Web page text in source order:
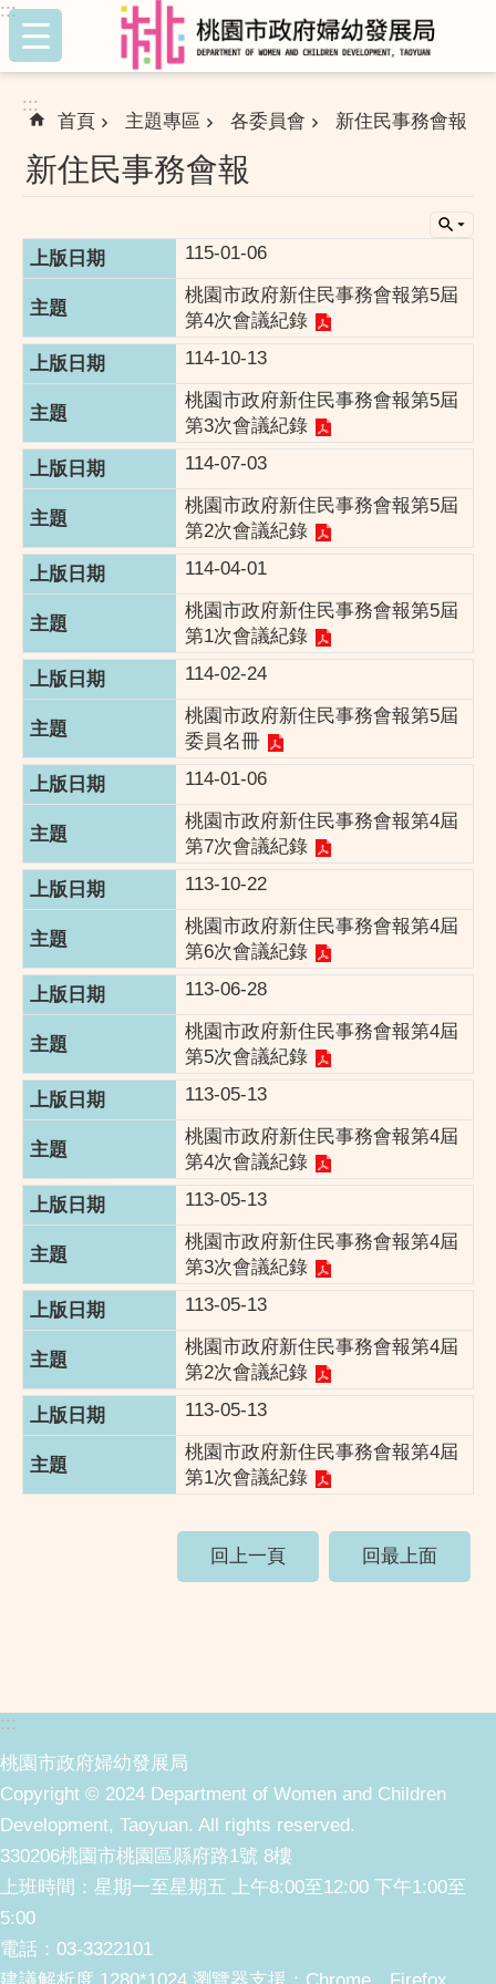
跳到主要內容區塊
:::
:::
首頁 主題專區 各委員會 新住民事務會報
新住民事務會報
115-01-06
桃園市政府新住民事務會報第5屆
第4次會議紀錄
114-10-13
桃園市政府新住民事務會報第5屆
第3次會議紀錄
114-07-03
桃園市政府新住民事務會報第5屆
第2次會議紀錄
114-04-01
桃園市政府新住民事務會報第5屆
第1次會議紀錄
114-02-24
桃園市政府新住民事務會報第5屆
委員名冊
114-01-06
桃園市政府新住民事務會報第4屆
第7次會議紀錄
113-10-22
桃園市政府新住民事務會報第4屆
第6次會議紀錄
113-06-28
桃園市政府新住民事務會報第4屆
第5次會議紀錄
113-05-13
桃園市政府新住民事務會報第4屆
第4次會議紀錄
113-05-13
桃園市政府新住民事務會報第4屆
第3次會議紀錄
113-05-13
桃園市政府新住民事務會報第4屆
第2次會議紀錄
113-05-13
桃園市政府新住民事務會報第4屆
第1次會議紀錄
回上一頁 回最上面
:::
桃園市政府婦幼發展局
Copyright © 2024 Department of Women and Children
Development, Taoyuan. All rights reserved.
330206桃園市桃園區縣府路1號 8樓
上班時間：星期一至星期五 上午8:00至12:00 下午1:00至
5:00
電話：03-3322101